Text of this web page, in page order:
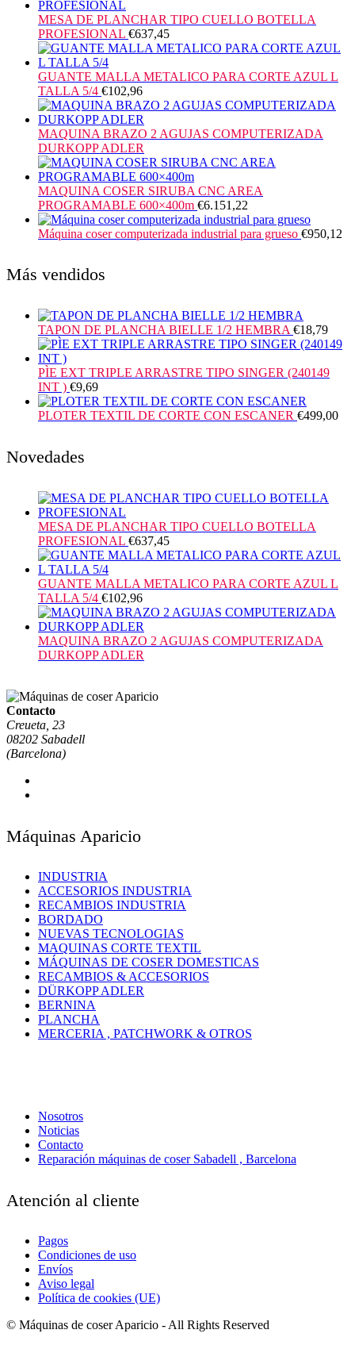
MESA DE PLANCHAR TIPO CUELLO BOTELLA
PROFESIONAL €637,45
GUANTE MALLA METALICO PARA CORTE AZUL L
TALLA 5/4 €102,96
MAQUINA BRAZO 2 AGUJAS COMPUTERIZADA
DURKOPP ADLER
MAQUINA COSER SIRUBA CNC AREA
PROGRAMABLE 600×400m €6.151,22
Máquina coser computerizada industrial para grueso €950,12
Más vendidos
TAPON DE PLANCHA BIELLE 1/2 HEMBRA €18,79
PÌE EXT TRIPLE ARRASTRE TIPO SINGER (240149
INT ) €9,69
PLOTER TEXTIL DE CORTE CON ESCANER €499,00
Novedades
MESA DE PLANCHAR TIPO CUELLO BOTELLA
PROFESIONAL €637,45
GUANTE MALLA METALICO PARA CORTE AZUL L
TALLA 5/4 €102,96
MAQUINA BRAZO 2 AGUJAS COMPUTERIZADA
DURKOPP ADLER
Contacto
Creueta, 23
08202 Sabadell
(Barcelona)
Máquinas Aparicio
INDUSTRIA
ACCESORIOS INDUSTRIA
RECAMBIOS INDUSTRIA
BORDADO
NUEVAS TECNOLOGIAS
MAQUINAS CORTE TEXTIL
MÁQUINAS DE COSER DOMESTICAS
RECAMBIOS & ACCESORIOS
DÜRKOPP ADLER
BERNINA
PLANCHA
MERCERIA , PATCHWORK & OTROS
Nosotros
Noticias
Contacto
Reparación máquinas de coser Sabadell , Barcelona
Atención al cliente
Pagos
Condiciones de uso
Envíos
Aviso legal
Política de cookies (UE)
© Máquinas de coser Aparicio - All Rights Reserved